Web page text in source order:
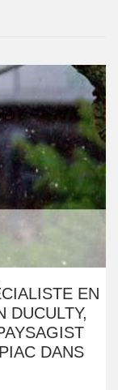
EN
DUCULTY,
DANS